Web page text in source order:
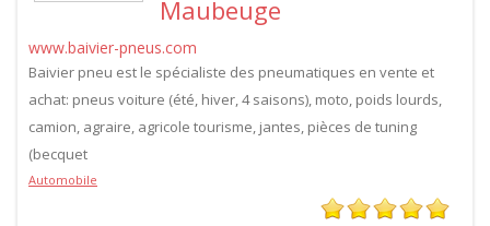
Maubeuge
www.baivier-pneus.com
Baivier pneu est le spécialiste des pneumatiques en vente et
achat: pneus voiture (été, hiver, 4 saisons), moto, poids lourds,
camion, agraire, agricole tourisme, jantes, pièces de tuning
(becquet
Automobile